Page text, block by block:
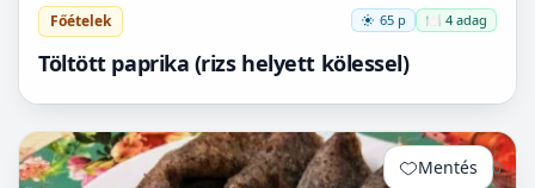
Főételek 65 p 🍽️ 4 adag
Töltött paprika (rizs helyett kölessel)
Mentés 0